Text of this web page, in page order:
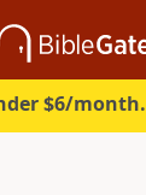
$6/month.